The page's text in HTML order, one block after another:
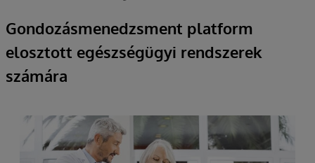
Gondozásmenedzsment platform
elosztott egészségügyi rendszerek
számára